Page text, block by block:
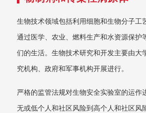
生物技术领域包括利用细胞和生物分子工
通过医学、农业、燃料生产和水资源保护
们的生活。生物技术研究和开发主要由大
究机构、政府和军事机构开展进行。
严格的监管法规对生物安全实验室的运作
无或低个人和社区风险到高个人和社区风